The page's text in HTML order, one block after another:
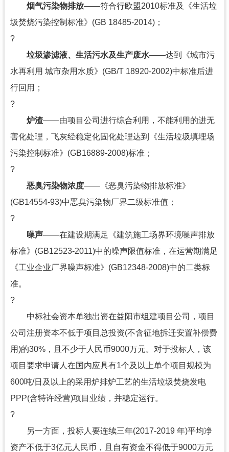
烟气污染物排放——符合行欧盟2010标准及《生活垃
圾焚烧污染控制标准》(GB 18485-2014)；
?
垃圾渗滤液、生活污水及生产废水——达到《城市污
水再利用 城市杂用水质》(GB/T 18920-2002)中标准后进
行回用；
?
炉渣——由项目公司进行综合利用，不能利用的进无
害化处理，飞灰经稳定化固化处理达到《生活垃圾填埋场
污染控制标准》(GB16889-2008)标准；
?
恶臭污染物浓度——《恶臭污染物排放标准》
(GB14554-93)中恶臭污染物厂界二级标准值；
?
噪声——在建设期满足《建筑施工场界环境噪声排放
标准》(GB12523-2011)中的噪声限值标准，在运营期满足
《工业企业厂界噪声标准》(GB12348-2008)中的二类标
准。
?
中标社会资本单独出资在益阳市组建项目公司，项目
公司注册资本不低于项目总投资(不含征地拆迁安置补偿费
用)的30%，且不少于人民币9000万元。对于投标人，该
项目要求申请人在国内应具有1个及以上单个项目规模为
600吨/日及以上的采用炉排炉工艺的生活垃圾焚烧发电
PPP(含特许经营)项目业绩，并稳定运行。
?
另一方面，投标人要连续三年(2017-2019 年)平均净
资产不低于3亿元人民币，且自有资金不得低于9000万元